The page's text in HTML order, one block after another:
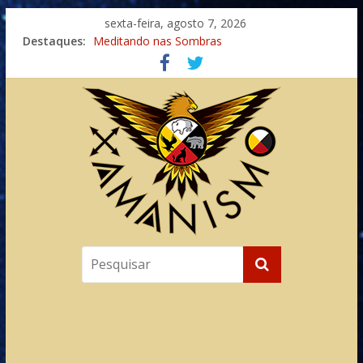
sexta-feira, agosto 7, 2026
Destaques: Meditando nas Sombras
Autosuficiência: A Jornada do Espírito Ancestral
Xamanismo Universal
Totens – Caminho Espiritual – Crescimento
Imaginação na Cura